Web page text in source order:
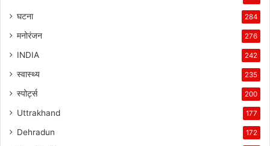
घटना 284
मनोरंजन 276
INDIA 242
स्वास्थ्य 235
स्पोर्ट्स 200
Uttrakhand 177
Dehradun 172